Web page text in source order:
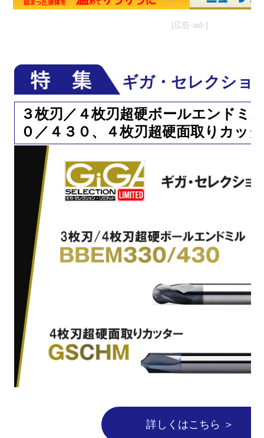
[広告-ad-]
ギガ・セレクショ
３枚刃／４枚刃超硬ボールエンドミ
０／４３０、４枚刃超硬面取りカッ
詳しくはこちら ＞